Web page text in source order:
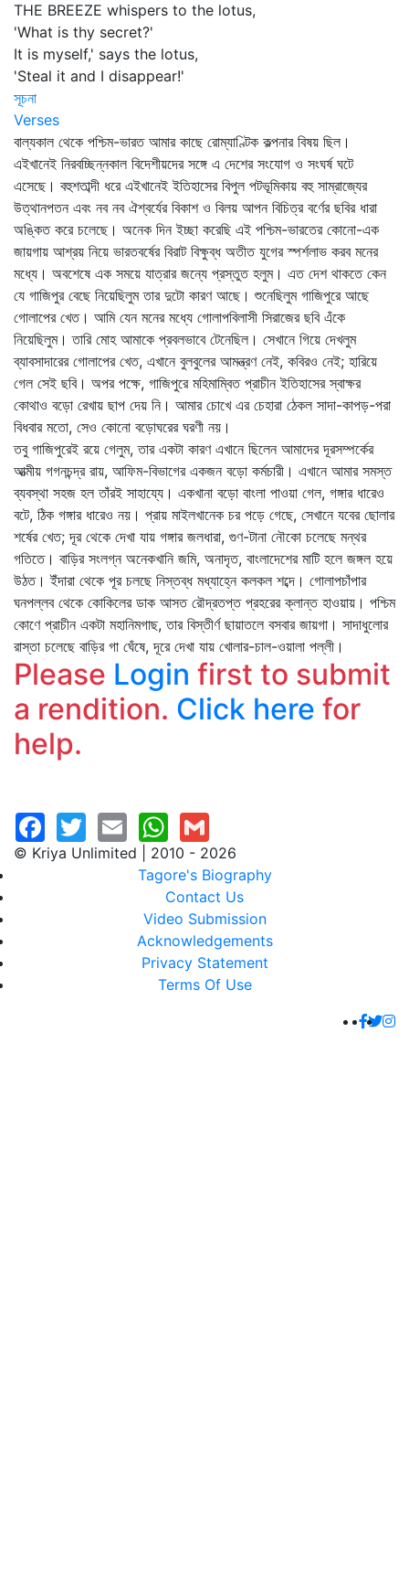
THE BREEZE whispers to the lotus,
'What is thy secret?'
It is myself,' says the lotus,
'Steal it and I disappear!'
সূচনা
Verses
বাল্যকাল থেকে পশ্চিম-ভারত আমার কাছে রোম্যাণ্টিক কল্পনার বিষয় ছিল।
এইখানেই নিরবচ্ছিন্নকাল বিদেশীয়দের সঙ্গে এ দেশের সংযোগ ও সংঘর্ষ ঘটে
এসেছে। বহুশতাব্দী ধরে এইখানেই ইতিহাসের বিপুল পটভূমিকায় বহু সাম্রাজ্যের
উত্থানপতন এবং নব নব ঐশ্বর্যের বিকাশ ও বিলয় আপন বিচিত্র বর্ণের ছবির ধারা
অঙ্কিত করে চলেছে। অনেক দিন ইচ্ছা করেছি এই পশ্চিম-ভারতের কোনো-এক
জায়গায় আশ্রয় নিয়ে ভারতবর্ষের বিরাট বিক্ষুব্ধ অতীত যুগের স্পর্শলাভ করব মনের
মধ্যে। অবশেষে এক সময়ে যাত্রার জন্যে প্রস্তুত হলুম। এত দেশ থাকতে কেন
যে গাজিপুর বেছে নিয়েছিলুম তার দুটো কারণ আছে। শুনেছিলুম গাজিপুরে আছে
গোলাপের খেত। আমি যেন মনের মধ্যে গোলাপবিলাসী সিরাজের ছবি এঁকে
নিয়েছিলুম। তারি মোহ আমাকে প্রবলভাবে টেনেছিল। সেখানে গিয়ে দেখলুম
ব্যাবসাদারের গোলাপের খেত, এখানে বুলবুলের আমন্ত্রণ নেই, কবিরও নেই; হারিয়ে
গেল সেই ছবি। অপর পক্ষে, গাজিপুরে মহিমাম্বিত প্রাচীন ইতিহাসের স্বাক্ষর
কোথাও বড়ো রেখায় ছাপ দেয় নি। আমার চোখে এর চেহারা ঠেকল সাদা-কাপড়-পরা
বিধবার মতো, সেও কোনো বড়োঘরের ঘরণী নয়।
তবু গাজিপুরেই রয়ে গেলুম, তার একটা কারণ এখানে ছিলেন আমাদের দূরসম্পর্কের
আত্মীয় গগনচন্দ্র রায়, আফিম-বিভাগের একজন বড়ো কর্মচারী। এখানে আমার সমস্ত
ব্যবস্থা সহজ হল তাঁরই সাহায্যে। একখানা বড়ো বাংলা পাওয়া গেল, গঙ্গার ধারেও
বটে, ঠিক গঙ্গার ধারেও নয়। প্রায় মাইলখানেক চর পড়ে গেছে, সেখানে যবের ছোলার
শর্ষের খেত; দূর থেকে দেখা যায় গঙ্গার জলধারা, গুণ-টানা নৌকো চলেছে মন্থর
গতিতে। বাড়ির সংলগ্ন অনেকখানি জমি, অনাদৃত, বাংলাদেশের মাটি হলে জঙ্গল হয়ে
উঠত। ইঁদারা থেকে পূর চলছে নিস্তব্ধ মধ্যাহ্নে কলকল শব্দে। গোলাপচাঁপার
ঘনপল্লব থেকে কোকিলের ডাক আসত রৌদ্রতপ্ত প্রহরের ক্লান্ত হাওয়ায়। পশ্চিম
কোণে প্রাচীন একটা মহানিমগাছ, তার বিস্তীর্ণ ছায়াতলে বসবার জায়গা। সাদাধুলোর
রাস্তা চলেছে বাড়ির গা ঘেঁষে, দূরে দেখা যায় খোলার-চাল-ওয়ালা পল্লী।
Please Login first to submit
a rendition. Click here for
help.
© Kriya Unlimited | 2010 - 2026
Tagore's Biography
Contact Us
Video Submission
Acknowledgements
Privacy Statement
Terms Of Use